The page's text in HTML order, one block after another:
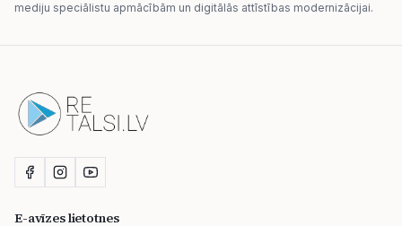
mediju speciālistu apmācībām un digitālās attīstības modernizācijai.
E-avīzes lietotnes